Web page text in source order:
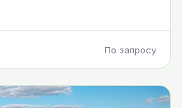
По запросу